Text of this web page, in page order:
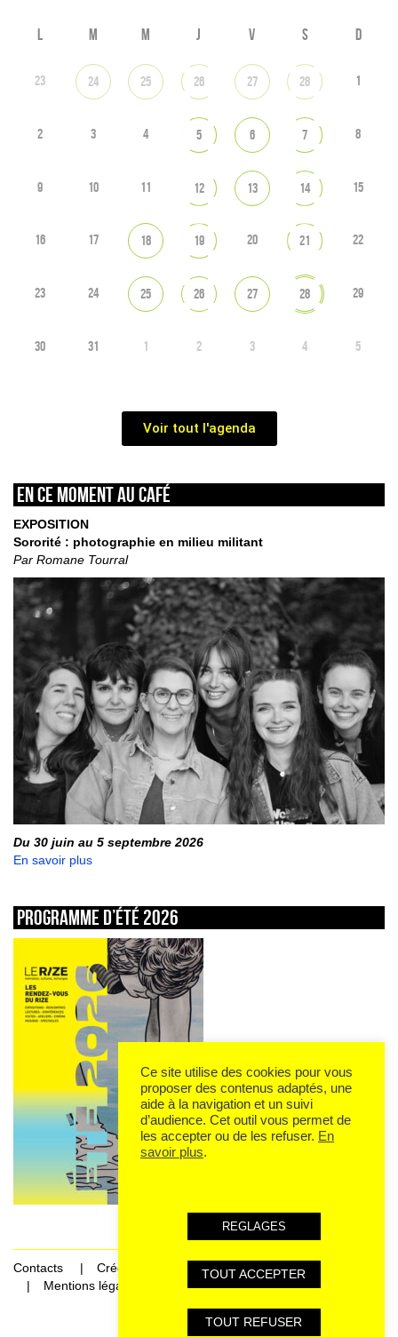
L M M J V S D
23 24 25 26 27 28 1
2 3 4 5 6 7 8
9 10 11 12 13 14 15
16 17 18 19 20 21 22
23 24 25 26 27 28 29
30 31 1 2 3 4 5
Voir tout l'agenda
En ce moment au café
EXPOSITION
Sororité : photographie en milieu militant
Par Romane Tourral
Du 30 juin au 5 septembre 2026
En savoir plus
Programme d’été 2026
Contacts
Crédits
Mentions légales et données personnelles
Ce site utilise des cookies pour vous
proposer des contenus adaptés, une
aide à la navigation et un suivi
d’audience. Cet outil vous permet de
les accepter ou de les refuser. En
savoir plus.
REGLAGES
TOUT ACCEPTER
TOUT REFUSER